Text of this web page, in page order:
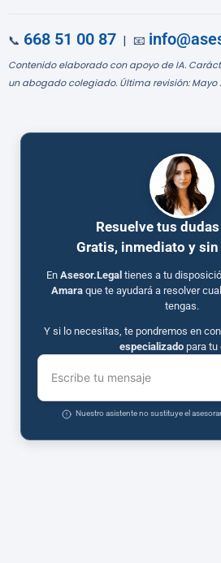
📞 668 51 00 87 | 📧
Contenido elaborado con apoyo de IA.
un abogado colegiado. Última revisión: Mayo
Resuelve tus
Gratis, inmediato y
En Asesor.Legal tienes a tu
Amaraque te ayudará a resolver
tengas.
Y si lo necesitas, te pondremos en
especializadopara tu
Escribe tu mensaje
Nuestro asistente no sustituye el